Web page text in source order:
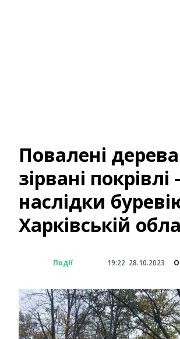
Повалені дерева
зірвані покрівлі
наслідки
Харківській
Події 19:22 28.10.2023